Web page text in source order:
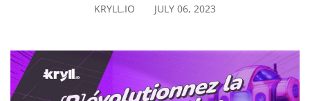
KRYLL.IO JULY 06, 2023